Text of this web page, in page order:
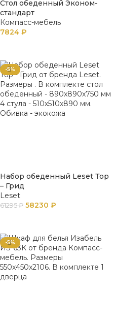
Стол обеденный Эконом-
стандарт
Компасс-мебель
7824 ₽
-5%
Набор обеденный Leset Тор
– Грид
Leset
61295₽ 58230 ₽
-5%